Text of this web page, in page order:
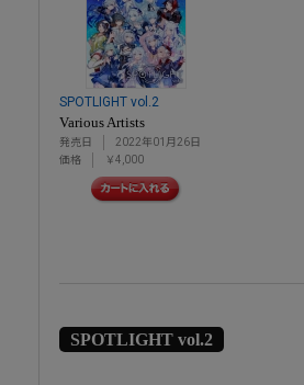
SPOTLIGHT vol.2
Various Artists
発売日
2022年01月26日
価格
￥4,000
SPOTLIGHT vol.2